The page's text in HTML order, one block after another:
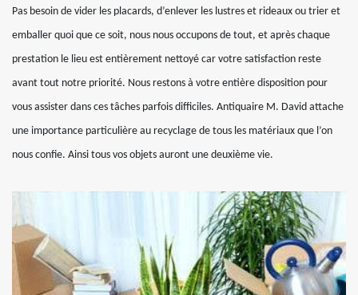
Pas besoin de vider les placards, d’enlever les lustres et rideaux ou trier et
emballer quoi que ce soit, nous nous occupons de tout, et après chaque
prestation le lieu est entièrement nettoyé car votre satisfaction reste
avant tout notre priorité. Nous restons à votre entière disposition pour
vous assister dans ces tâches parfois difficiles. Antiquaire M. David attache
une importance particulière au recyclage de tous les matériaux que l’on
nous confie. Ainsi tous vos objets auront une deuxième vie.